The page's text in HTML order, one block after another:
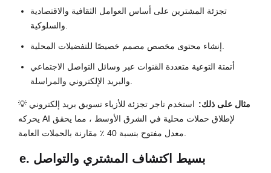
تجزئة المشترين على أساس العوامل الثقافية والاقتصادية
والسلوكية.
إنشاء محتوى مخصص مصمم خصيصًا للتفضيلات المحلية.
أتمتة التوعية متعددة القنوات عبر وسائل التواصل الاجتماعي
والبريد الإلكتروني والمراسلة.
💡 مثال على ذلك: استخدم تاجر تجزئة للأزياء تسويق بريد إلكتروني
يحركه AI لإطلاق حملات محلية في الشرق الأوسط ، مما يحقق
معدل مفتوح بنسبة 40 ٪ مقارنة بالحملات العامة.
e. بسيط اكتشاف المشتري والتواصل